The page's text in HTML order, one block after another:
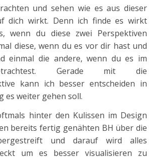
und sehen wie es aus dieser
dich wirkt. Denn ich finde es wirkt
wenn du diese zwei Perspektiven
diese, wenn du es vor dir hast und
einmal die andere, wenn du es im
Gerade mit die
kann ich besser entscheiden in
es weiter gehen soll.
hinter den Kulissen im Design
bereits fertig genähten BH über die
und darauf wird alles
um es besser visualisieren zu